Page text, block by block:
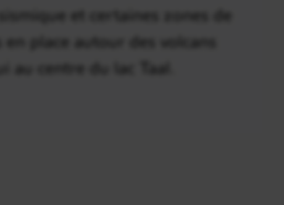
et certaines zones de
place autour des volcans
au centre du lac Taal.